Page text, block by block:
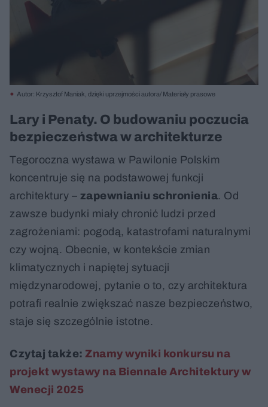
Autor: Krzysztof Maniak, dzięki uprzejmości autora/ Materiały prasowe
Lary i Penaty. O budowaniu poczucia
bezpieczeństwa w architekturze
Tegoroczna wystawa w Pawilonie Polskim
koncentruje się na podstawowej funkcji
architektury – zapewnianiu schronienia. Od
zawsze budynki miały chronić ludzi przed
zagrożeniami: pogodą, katastrofami naturalnymi
czy wojną. Obecnie, w kontekście zmian
klimatycznych i napiętej sytuacji
międzynarodowej, pytanie o to, czy architektura
potrafi realnie zwiększać nasze bezpieczeństwo,
staje się szczególnie istotne.
Czytaj także: Znamy wyniki konkursu na
projekt wystawy na Biennale Architektury w
Wenecji 2025